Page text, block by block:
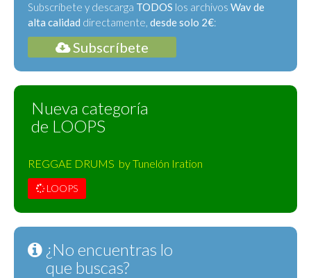
Subscríbete y descarga TODOS los archivos Wav de
alta calidad directamente, desde solo 2€:
Subscríbete
Nueva categoría
de LOOPS
REGGAE DRUMS by Tunelón Iration
LOOPS
¿No encuentras lo
que buscas?